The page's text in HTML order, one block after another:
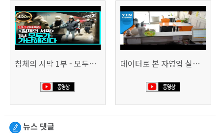
침체의 서막 1부 - 모두가 가난해진다 | 시사직격 신년특집 데이터로 본 자영업 실태 - 매출 '뚝', 장수 업소도 '휘청'
뉴스 댓글